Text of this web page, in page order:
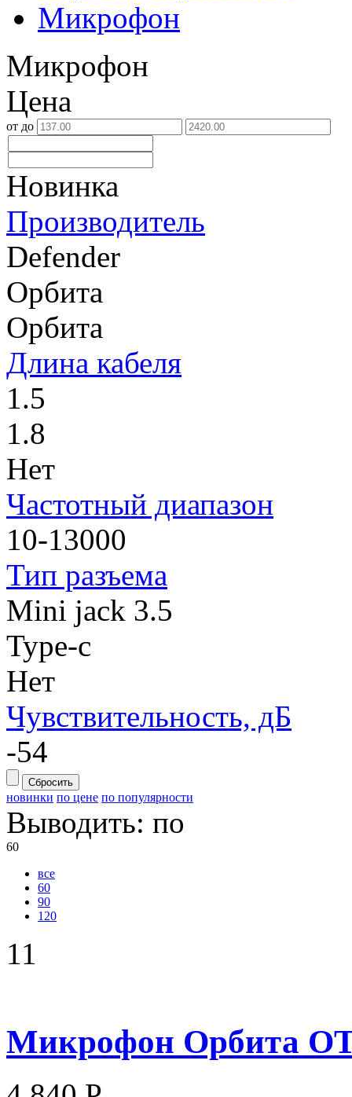
Микрофон
Микрофон
Цена
от до
Новинка
Производитель
Defender
Орбита
Орбита
Длина кабеля
1.5
1.8
Нет
Частотный диапазон
10-13000
Тип разъема
Mini jack 3.5
Type-c
Нет
Чувствительность, дБ
-54
Сбросить
новинки по цене по популярности
Выводить: по
60
все
60
90
120
11
Микрофон Орбита